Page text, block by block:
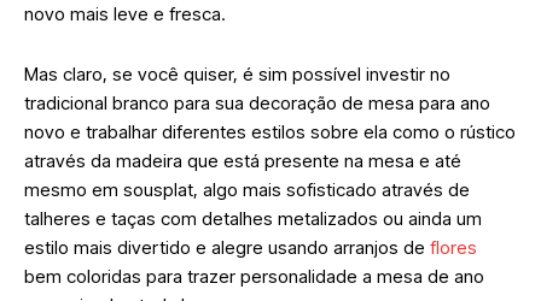
novo mais leve e fresca.
Mas claro, se você quiser, é sim possível investir no
tradicional branco para sua decoração de mesa para ano
novo e trabalhar diferentes estilos sobre ela como o rústico
através da madeira que está presente na mesa e até
mesmo em sousplat, algo mais sofisticado através de
talheres e taças com detalhes metalizados ou ainda um
estilo mais divertido e alegre usando arranjos de flores
bem coloridas para trazer personalidade a mesa de ano